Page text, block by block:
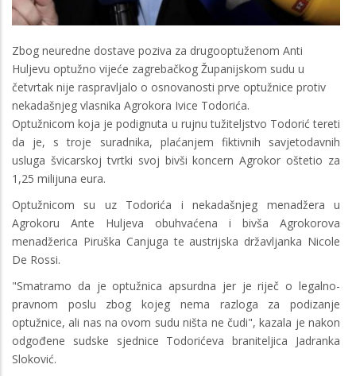
Zbog neuredne dostave poziva za drugooptuženom Anti
Huljevu optužno vijeće zagrebačkog Županijskom sudu u
četvrtak nije raspravljalo o osnovanosti prve optužnice protiv
nekadašnjeg vlasnika Agrokora Ivice Todorića.
Optužnicom koja je podignuta u rujnu tužiteljstvo Todorić tereti
da je, s troje suradnika, plaćanjem fiktivnih savjetodavnih
usluga švicarskoj tvrtki svoj bivši koncern Agrokor oštetio za
1,25 milijuna eura.
Optužnicom su uz Todorića i nekadašnjeg menadžera u
Agrokoru Ante Huljeva obuhvaćena i bivša Agrokorova
menadžerica Piruška Canjuga te austrijska državljanka Nicole
De Rossi.
"Smatramo da je optužnica apsurdna jer je riječ o legalno-
pravnom poslu zbog kojeg nema razloga za podizanje
optužnice, ali nas na ovom sudu ništa ne čudi", kazala je nakon
odgođene sudske sjednice Todorićeva braniteljica Jadranka
Sloković.